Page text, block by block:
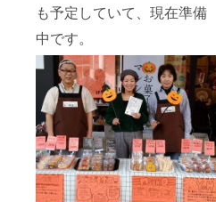
も予定していて、現在準備
中です。